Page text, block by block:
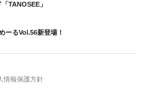
TANOSEE」
ーるVol.56新登場！
情報保護方針